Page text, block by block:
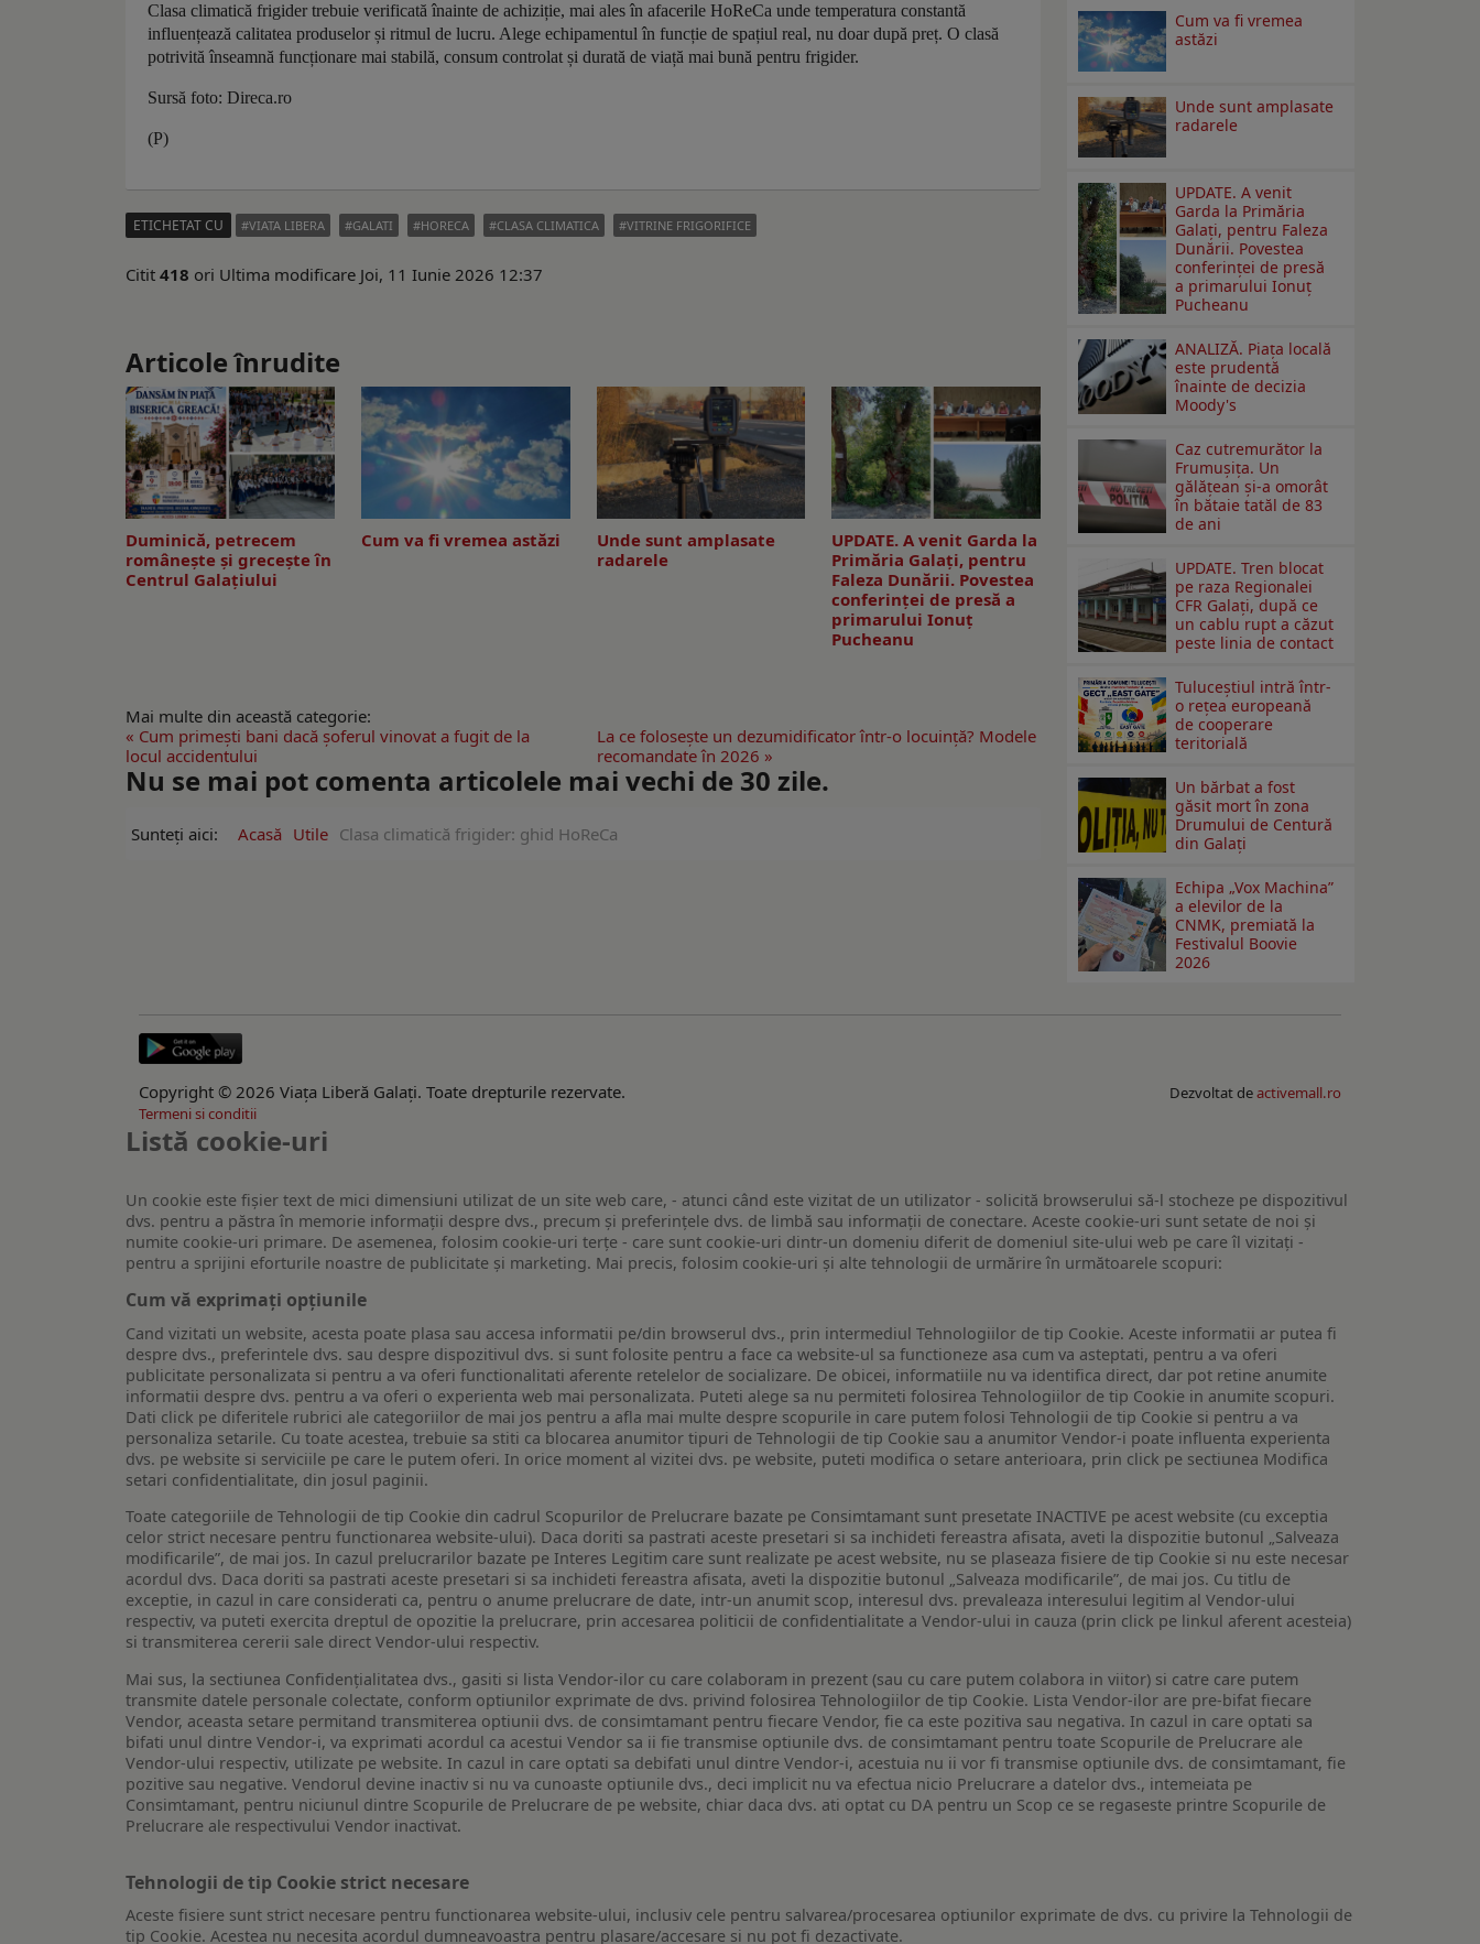
Clasa climatică frigider trebuie verificată înainte de achiziție, mai ales în afacerile HoReCa unde temperatura constantă
influențează calitatea produselor și ritmul de lucru. Alege echipamentul în funcție de spațiul real, nu doar după preț. O clasă
potrivită înseamnă funcționare mai stabilă, consum controlat și durată de viață mai bună pentru frigider.
Sursă foto: Direca.ro
(P)
ETICHETAT CU VIATA LIBERA GALATI HORECA CLASA CLIMATICA VITRINE FRIGORIFICE
Citit 418 ori Ultima modificare Joi, 11 Iunie 2026 12:37
Articole înrudite
Duminică, petrecem
româneşte şi greceşte în
Centrul Galaţiului
Cum va fi vremea astăzi
Unde sunt amplasate
radarele
UPDATE. A venit Garda la
Primăria Galaţi, pentru
Faleza Dunării. Povestea
conferinţei de presă a
primarului Ionuţ
Pucheanu
Mai multe din această categorie:
« Cum primești bani dacă șoferul vinovat a fugit de la
locul accidentului
La ce folosește un dezumidificator într-o locuință? Modele
recomandate în 2026 »
Nu se mai pot comenta articolele mai vechi de 30 zile.
Sunteți aici: Acasă Utile Clasa climatică frigider: ghid HoReCa
Cum va fi vremea
astăzi
Unde sunt amplasate
radarele
UPDATE. A venit
Garda la Primăria
Galaţi, pentru Faleza
Dunării. Povestea
conferinţei de presă
a primarului Ionuţ
Pucheanu
ANALIZĂ. Piața locală
este prudentă
înainte de decizia
Moody's
Caz cutremurător la
Frumușița. Un
gălățean și-a omorât
în bătaie tatăl de 83
de ani
UPDATE. Tren blocat
pe raza Regionalei
CFR Galați, după ce
un cablu rupt a căzut
peste linia de contact
Tuluceștiul intră într-
o rețea europeană
de cooperare
teritorială
Un bărbat a fost
găsit mort în zona
Drumului de Centură
din Galați
Echipa „Vox Machina”
a elevilor de la
CNMK, premiată la
Festivalul Boovie
2026
Copyright © 2026 Viaţa Liberă Galaţi. Toate drepturile rezervate. Dezvoltat deactivemall.ro
Termeni si conditii
Listă cookie-uri
Un cookie este fişier text de mici dimensiuni utilizat de un site web care, - atunci când este vizitat de un utilizator - solicită browserului să-l stocheze pe dispozitivul
dvs. pentru a păstra în memorie informații despre dvs., precum și preferințele dvs. de limbă sau informații de conectare. Aceste cookie-uri sunt setate de noi și
numite cookie-uri primare. De asemenea, folosim cookie-uri terțe - care sunt cookie-uri dintr-un domeniu diferit de domeniul site-ului web pe care îl vizitați -
pentru a sprijini eforturile noastre de publicitate și marketing. Mai precis, folosim cookie-uri și alte tehnologii de urmărire în următoarele scopuri:
Cum vă exprimați opțiunile
Cand vizitati un website, acesta poate plasa sau accesa informatii pe/din browserul dvs., prin intermediul Tehnologiilor de tip Cookie. Aceste informatii ar putea fi
despre dvs., preferintele dvs. sau despre dispozitivul dvs. si sunt folosite pentru a face ca website-ul sa functioneze asa cum va asteptati, pentru a va oferi
publicitate personalizata si pentru a va oferi functionalitati aferente retelelor de socializare. De obicei, informatiile nu va identifica direct, dar pot retine anumite
informatii despre dvs. pentru a va oferi o experienta web mai personalizata. Puteti alege sa nu permiteti folosirea Tehnologiilor de tip Cookie in anumite scopuri.
Dati click pe diferitele rubrici ale categoriilor de mai jos pentru a afla mai multe despre scopurile in care putem folosi Tehnologii de tip Cookie si pentru a va
personaliza setarile. Cu toate acestea, trebuie sa stiti ca blocarea anumitor tipuri de Tehnologii de tip Cookie sau a anumitor Vendor-i poate influenta experienta
dvs. pe website si serviciile pe care le putem oferi. In orice moment al vizitei dvs. pe website, puteti modifica o setare anterioara, prin click pe sectiunea Modifica
setari confidentialitate, din josul paginii.
Toate categoriile de Tehnologii de tip Cookie din cadrul Scopurilor de Prelucrare bazate pe Consimtamant sunt presetate INACTIVE pe acest website (cu exceptia
celor strict necesare pentru functionarea website-ului). Daca doriti sa pastrati aceste presetari si sa inchideti fereastra afisata, aveti la dispozitie butonul „Salveaza
modificarile”, de mai jos. In cazul prelucrarilor bazate pe Interes Legitim care sunt realizate pe acest website, nu se plaseaza fisiere de tip Cookie si nu este necesar
acordul dvs. Daca doriti sa pastrati aceste presetari si sa inchideti fereastra afisata, aveti la dispozitie butonul „Salveaza modificarile”, de mai jos. Cu titlu de
exceptie, in cazul in care considerati ca, pentru o anume prelucrare de date, intr-un anumit scop, interesul dvs. prevaleaza interesului legitim al Vendor-ului
respectiv, va puteti exercita dreptul de opozitie la prelucrare, prin accesarea politicii de confidentialitate a Vendor-ului in cauza (prin click pe linkul aferent acesteia)
si transmiterea cererii sale direct Vendor-ului respectiv.
Mai sus, la sectiunea Confidențialitatea dvs., gasiti si lista Vendor-ilor cu care colaboram in prezent (sau cu care putem colabora in viitor) si catre care putem
transmite datele personale colectate, conform optiunilor exprimate de dvs. privind folosirea Tehnologiilor de tip Cookie. Lista Vendor-ilor are pre-bifat fiecare
Vendor, aceasta setare permitand transmiterea optiunii dvs. de consimtamant pentru fiecare Vendor, fie ca este pozitiva sau negativa. In cazul in care optati sa
bifati unul dintre Vendor-i, va exprimati acordul ca acestui Vendor sa ii fie transmise optiunile dvs. de consimtamant pentru toate Scopurile de Prelucrare ale
Vendor-ului respectiv, utilizate pe website. In cazul in care optati sa debifati unul dintre Vendor-i, acestuia nu ii vor fi transmise optiunile dvs. de consimtamant, fie
pozitive sau negative. Vendorul devine inactiv si nu va cunoaste optiunile dvs., deci implicit nu va efectua nicio Prelucrare a datelor dvs., intemeiata pe
Consimtamant, pentru niciunul dintre Scopurile de Prelucrare de pe website, chiar daca dvs. ati optat cu DA pentru un Scop ce se regaseste printre Scopurile de
Prelucrare ale respectivului Vendor inactivat.
Tehnologii de tip Cookie strict necesare
Aceste fisiere sunt strict necesare pentru functionarea website-ului, inclusiv cele pentru salvarea/procesarea optiunilor exprimate de dvs. cu privire la Tehnologii de
tip Cookie. Acestea nu necesita acordul dumneavoastra pentru plasare/accesare si nu pot fi dezactivate.